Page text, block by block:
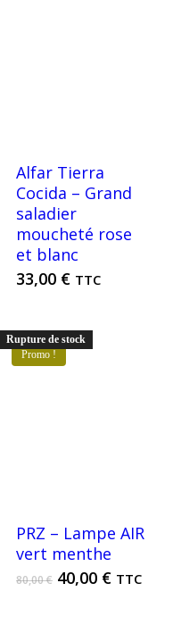
Alfar Tierra
Cocida – Grand
saladier
moucheté rose
et blanc
33,00 € TTC
Rupture de stock
Promo !
PRZ – Lampe AIR
vert menthe
80,00€ Le
40,00 €Le
TTC